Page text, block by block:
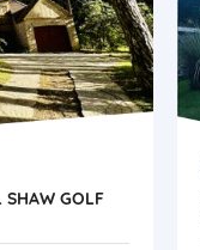
SHAW GOLF